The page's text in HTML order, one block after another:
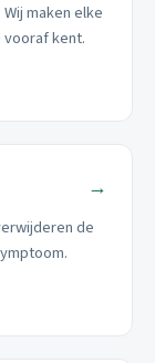
maken elke
kent.
→
de